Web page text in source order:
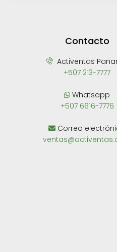
Contacto
Activentas
+507 213-7777
Whatsapp
+507 6616-7776
Correo